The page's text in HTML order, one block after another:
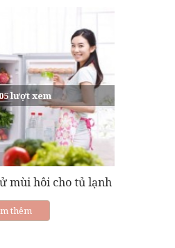
lượt xem
mùi hôi cho tủ lạnh
thêm